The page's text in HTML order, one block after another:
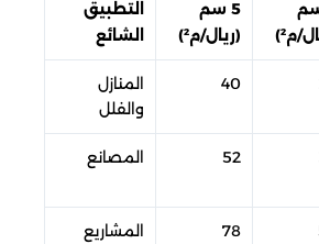
سم
م²)
5 سم
(ريال/م²)
التطبيق
الشائع
40
المنازل
والفلل
52 المصانع
78
المشاريع